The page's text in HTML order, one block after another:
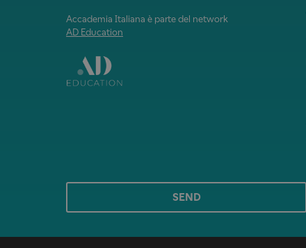
Accademia Italiana è parte del network
AD Education
SEND